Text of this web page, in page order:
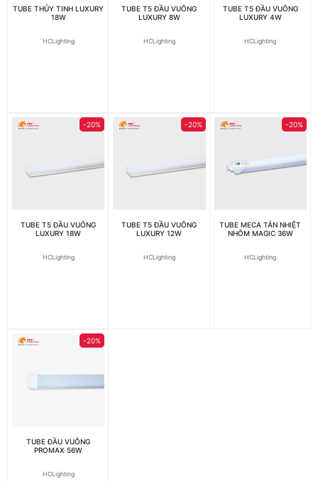
TUBE THỦY TINH LUXURY
18W
HCLighting
TUBE T5 ĐẦU VUÔNG
LUXURY 8W
HCLighting
TUBE T5 ĐẦU VUÔNG
LUXURY 4W
HCLighting
-20%
TUBE T5 ĐẦU VUÔNG
LUXURY 18W
HCLighting
-20%
TUBE T5 ĐẦU VUÔNG
LUXURY 12W
HCLighting
-20%
TUBE MECA TẢN NHIỆT
NHÔM MAGIC 36W
HCLighting
-20%
TUBE ĐẦU VUÔNG
PROMAX 56W
HCLighting